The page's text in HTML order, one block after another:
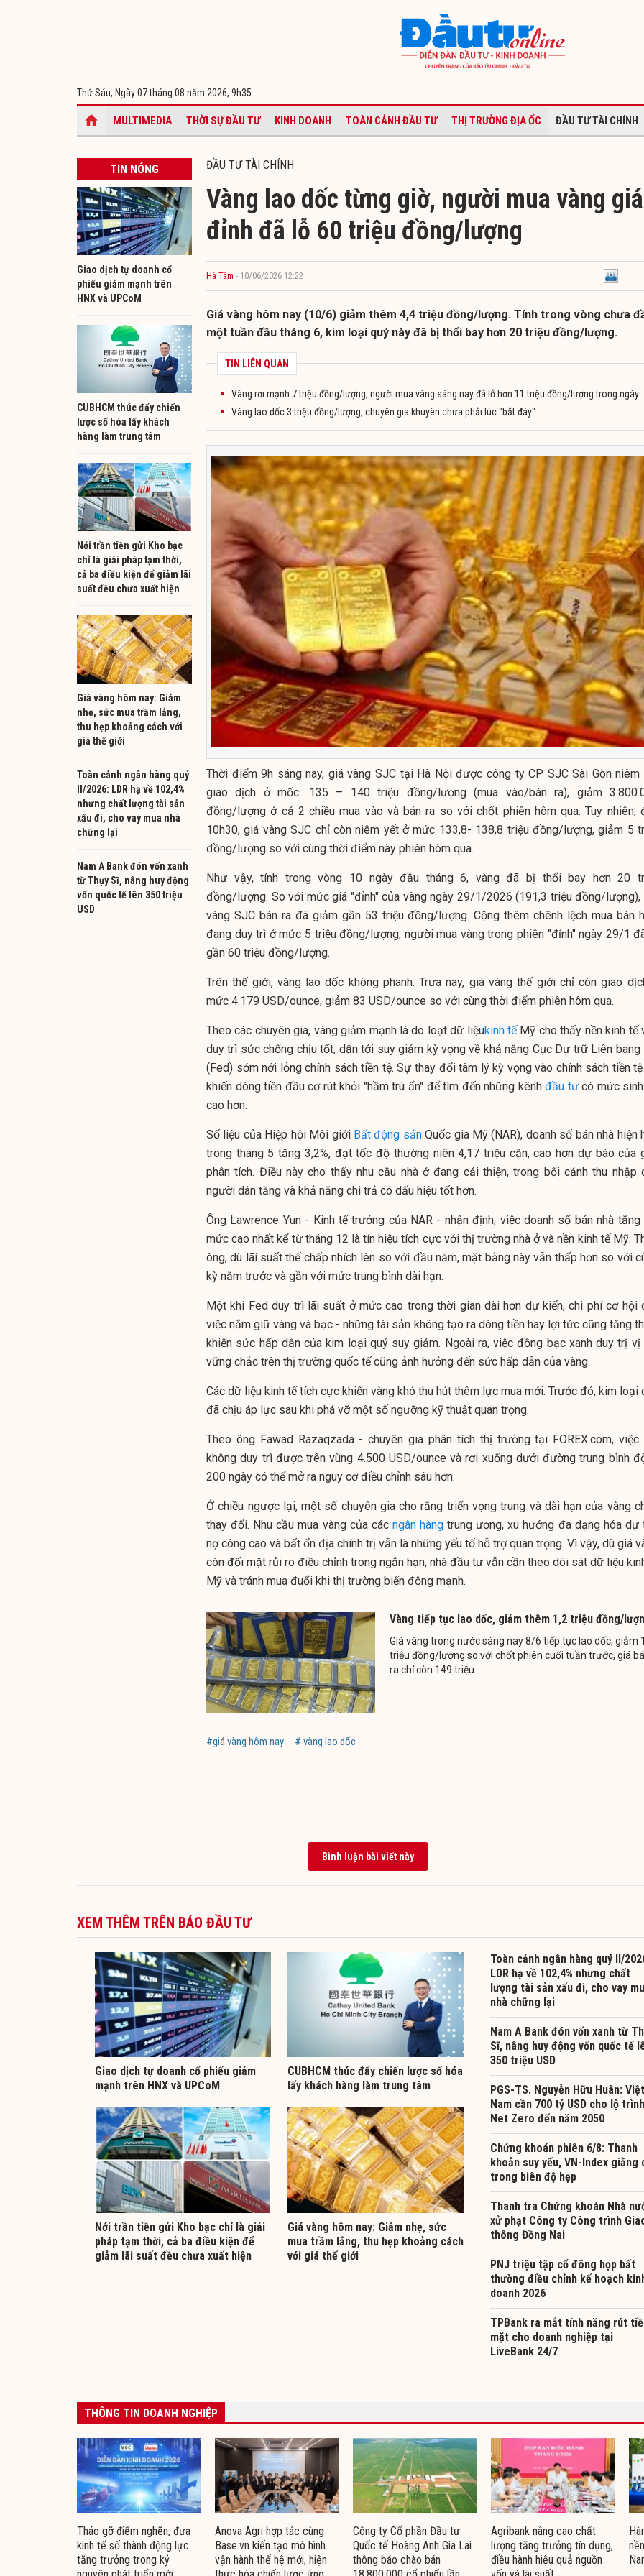
Thứ Sáu, Ngày 07 tháng 08 năm 2026, 9h35
MULTIMEDIA THỜI SỰ ĐẦU TƯ KINH DOANH TOÀN CẢNH ĐẦU TƯ THỊ TRƯỜNG ĐỊA ỐC ĐẦU TƯ TÀI CHÍNH
TIN NÓNG
Giao dịch tự doanh cổ
phiếu giảm mạnh trên
HNX và UPCoM
CUBHCM thúc đẩy chiến
lược số hóa lấy khách
hàng làm trung tâm
Nới trần tiền gửi Kho bạc
chỉ là giải pháp tạm thời,
cả ba điều kiện để giảm lãi
suất đều chưa xuất hiện
Giá vàng hôm nay: Giảm
nhẹ, sức mua trầm lắng,
thu hẹp khoảng cách với
giá thế giới
Toàn cảnh ngân hàng quý
II/2026: LDR hạ về 102,4%
nhưng chất lượng tài sản
xấu đi, cho vay mua nhà
chững lại
Nam A Bank đón vốn xanh
từ Thụy Sĩ, nâng huy động
vốn quốc tế lên 350 triệu
USD
ĐẦU TƯ TÀI CHÍNH
Vàng lao dốc từng giờ, người mua vàng giá
đỉnh đã lỗ 60 triệu đồng/lượng
Hà Tâm - 10/06/2026 12:22
Giá vàng hôm nay (10/6) giảm thêm 4,4 triệu đồng/lượng. Tính trong vòng chưa
một tuần đầu tháng 6, kim loại quý này đã bị thổi bay hơn 20 triệu đồng/lượng.
TIN LIÊN QUAN
Vàng rơi mạnh 7 triệu đồng/lượng, người mua vàng sáng nay đã lỗ hơn 11 triệu đồng/lượng trong ngày
Vàng lao dốc 3 triệu đồng/lượng, chuyên gia khuyên chưa phải lúc "bắt đáy"
Thời điểm 9h sáng nay, giá vàng SJC tại Hà Nội được công ty CP SJC Sài Gòn niêm
giao dịch ở mốc: 135 – 140triệu đồng/lượng (mua vào/bán ra), giảm
đồng/lượng ở cả 2 chiều mua vào và bán ra so với chốt phiên hôm qua. Tuy nhiên,
10h30, giá vàng SJC chỉ còn niêm yết ở mức 133,8- 138,8 triệu đồng/lượng, giảm 5
đồng/lượng so với cùng thời điểm này phiên hôm qua.
Như vậy, tính trong vòng 10 ngày đầu tháng 6, vàng đã bị thổi bay hơn 20
đồng/lượng. So với mức giá "đỉnh" của vàng ngày 29/1/2026 (191,3 triệu đồng/lượng),
vàng SJC bán ra đã giảm gần 53 triệu đồng/lượng. Cộng thêm chênh lệch mua bán
đang duy trì ở mức 5 triệu đồng/lượng, người mua vàng trong phiên "đỉnh" ngày 29/1
gần 60 triệu đồng/lượng.
Trên thế giới, vàng lao dốc không phanh. Trưa nay, giá vàng thế giới chỉ còn giao
mức 4.179 USD/ounce, giảm 83 USD/ounce so với cùng thời điểm phiên hôm qua.
Theo các chuyên gia, vàng giảm mạnh là do loạt dữ liệukinh tếMỹ cho thấy nền kinh tế
duy trì sức chống chịu tốt, dẫn tới suy giảm kỳ vọng về khả năng Cục Dự trữ Liên bang
(Fed) sớm nới lỏng chính sách tiền tệ. Sự thay đổi tâm lý kỳ vọng vào chính sách tiền
khiến dòng tiền đầu cơ rút khỏi "hầm trú ẩn" để tìm đến những kênhđầu tưcó mức
cao hơn.
Số liệu của Hiệp hội Môi giới Bất động sảnQuốc gia Mỹ (NAR), doanh số bán nhà hiện
trong tháng 5 tăng 3,2%, đạt tốc độ thường niên 4,17 triệu căn, cao hơn dự báo của
phân tích. Điều này cho thấy nhu cầu nhà ở đang cải thiện, trong bối cảnh thu nhập
người dân tăng và khả năng chi trả có dấu hiệu tốt hơn.
Ông Lawrence Yun - Kinh tế trưởng của NAR - nhận định, việc doanh số bán nhà tăng
mức cao nhất kể từ tháng 12 là tín hiệu tích cực với thị trường nhà ở và nền kinh tế Mỹ.
ông, dù lãi suất thế chấp nhích lên so với đầu năm, mặt bằng này vẫn thấp hơn so với
kỳ năm trước và gần với mức trung bình dài hạn.
Một khi Fed duy trì lãi suất ở mức cao trong thời gian dài hơn dự kiến, chi phí cơ hội
việc nắm giữ vàng và bạc - những tài sản không tạo ra dòng tiền hay lợi tức cũng tăng
khiến sức hấp dẫn của kim loại quý suy giảm. Ngoài ra, việc đồng bạc xanh duy trị vị
vững chắc trên thị trường quốc tế cũng ảnh hưởng đến sức hấp dẫn của vàng.
Các dữ liệu kinh tế tích cực khiến vàng khó thu hút thêm lực mua mới. Trước đó, kim loại
đã chịu áp lực sau khi phá vỡ một số ngưỡng kỹ thuật quan trọng.
Theo ông Fawad Razaqzada - chuyên gia phân tích thị trường tại FOREX.com, việc
không duy trì được trên vùng 4.500 USD/ounce và rơi xuống dưới đường trung bình
200 ngày có thể mở ra nguy cơ điều chỉnh sâu hơn.
Ở chiều ngược lại, một số chuyên gia cho rằng triển vọng trung và dài hạn của vàng
thay đổi. Nhu cầu mua vàng của các ngân hàng trung ương, xu hướng đa dạng hóa dự
nợ công cao và bất ổn địa chính trị vẫn là những yếu tố hỗ trợ quan trọng. Vì vậy, dù giá
còn đối mặt rủi ro điều chỉnh trong ngắn hạn, nhà đầu tư vẫn cần theo dõi sát dữ liệu
Mỹ và tránh mua đuổi khi thị trường biến động mạnh.
Vàng tiếp tục lao dốc, giảm thêm 1,2 triệu đồng/
Giá vàng trong nước sáng nay 8/6 tiếp tục lao dốc, giảm
triệu đồng/lượng so với chốt phiên cuối tuần trước, giá
ra chỉ còn 149 triệu...
#giá vàng hôm nay # vàng lao dốc
Bình luận bài viết này
XEM THÊM TRÊN BÁO ĐẦU TƯ
Giao dịch tự doanh cổ phiếu giảm
mạnh trên HNX và UPCoM
CUBHCM thúc đẩy chiến lược số hóa
lấy khách hàng làm trung tâm
Nới trần tiền gửi Kho bạc chỉ là giải
pháp tạm thời, cả ba điều kiện để
giảm lãi suất đều chưa xuất hiện
Giá vàng hôm nay: Giảm nhẹ, sức
mua trầm lắng, thu hẹp khoảng cách
với giá thế giới
Toàn cảnh ngân hàng quý II/
LDR hạ về 102,4% nhưng chất
lượng tài sản xấu đi, cho vay
nhà chững lại
Nam A Bank đón vốn xanh từ
Sĩ, nâng huy động vốn quốc tế
350 triệu USD
PGS-TS. Nguyễn Hữu Huân: Việt
Nam cần 700 tỷ USD cho lộ trình
Net Zero đến năm 2050
Chứng khoán phiên 6/8: Thanh
khoản suy yếu, VN-Index giằng
trong biên độ hẹp
Thanh tra Chứng khoán Nhà
xử phạt Công ty Công trình
thông Đồng Nai
PNJ triệu tập cổ đông họp bất
thường điều chỉnh kế hoạch
doanh 2026
TPBank ra mắt tính năng rút
mặt cho doanh nghiệp tại
LiveBank 24/7
THÔNG TIN DOANH NGHIỆP
Tháo gỡ điểm nghẽn, đưa
kinh tế số thành động lực
tăng trưởng trong kỷ
Anova Agri hợp tác cùng
Base.vn kiến tạo mô hình
vận hành thế hệ mới, hiện
Công ty Cổ phần Đầu tư
Quốc tế Hoàng Anh Gia Lai
thông báo chào bán
Agribank nâng cao chất
lượng tăng trưởng tín dụng,
điều hành hiệu quả nguồn